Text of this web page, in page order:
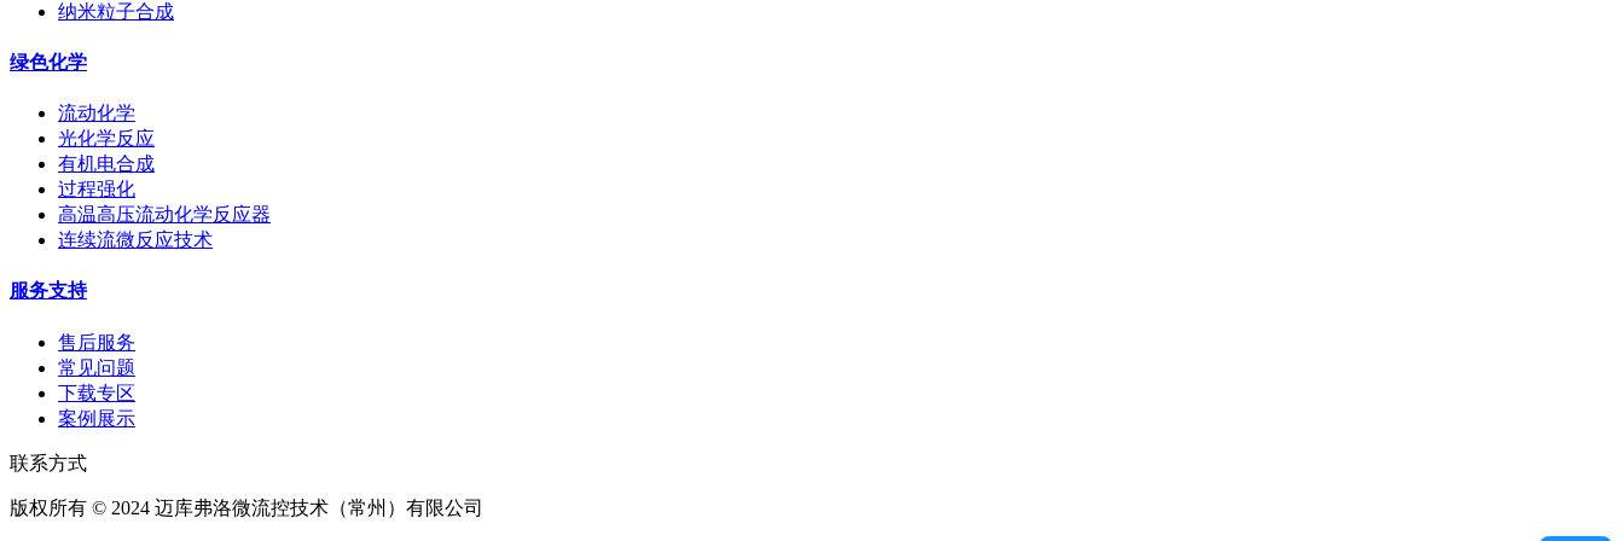
纳米粒子合成
绿色化学
流动化学
光化学反应
有机电合成
过程强化
高温高压流动化学反应器
连续流微反应技术
服务支持
售后服务
常见问题
下载专区
案例展示
联系方式
版权所有 © 2024 迈库弗洛微流控技术（常州）有限公司